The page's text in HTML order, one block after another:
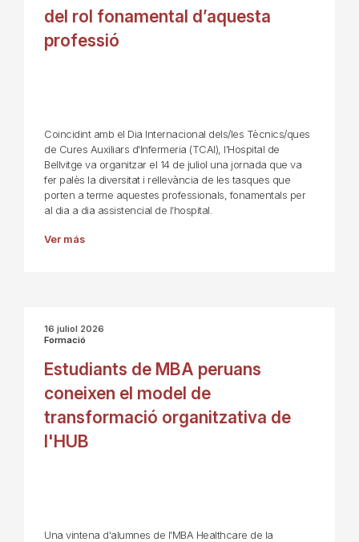
del rol fonamental d’aquesta
professió
Coincidint amb el Dia Internacional dels/les Tècnics/ques
de Cures Auxiliars d'Infermeria (TCAI), l'Hospital de
Bellvitge va organitzar el 14 de juliol una jornada que va
fer palès la diversitat i rellevància de les tasques que
porten a terme aquestes professionals, fonamentals per
al dia a dia assistencial de l’hospital.
Ver más
16 juliol 2026
Formació
Estudiants de MBA peruans
coneixen el model de
transformació organitzativa de
l'HUB
Una vintena d'alumnes de l'MBA Healthcare de la